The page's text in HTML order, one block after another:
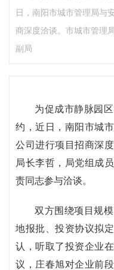
日，南阳市城市管理局与
商深度洽谈。市城市管理
副局
为促成市静脉园
约，近日，南阳市城
公司进行项目招商深
局长李哲，局党组成
责同志参与洽谈。
双方围绕项目规
地报批、投资协议拟
认，听取了投资企业
议，庄春旭对企业前